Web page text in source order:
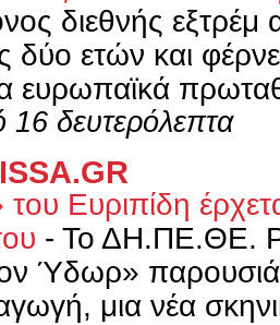
διεθνής
δύο ετών και
ευρωπαϊκά
16 δευτερόλεπτα
Ευριπίδη
- Το ΔΗ.ΠΕ.ΘΕ.
Ύδωρ»
μια νέα